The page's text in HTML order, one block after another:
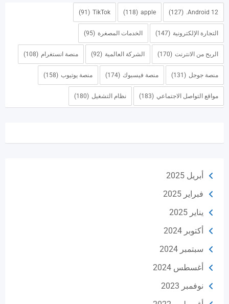
Android 12.
(127)
apple
(118)
TikTok
(91)
التجارة الإلكترونية (147) الخدمات المصغرة (95)
الربح من الانترنت (170) الشركة العالمية (92) منصة انستغرام (108)
منصة جوجل (131) منصة فيسبوك (174) منصة يوتيوب (158)
مواقع التواصل الاجتماعي (183) نظام التشغيل (180)
أبريل 2025
فبراير 2025
يناير 2025
أكتوبر 2024
سبتمبر 2024
أغسطس 2024
نوفمبر 2023